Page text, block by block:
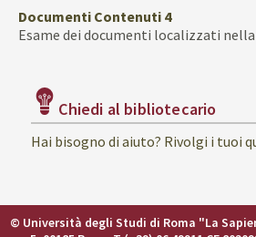
Documenti Contenuti 4
Esame dei documenti localizzati
Chiedi al bibliotecario
Hai bisogno di aiuto? Rivolgi i tuoi
© Università degli Studi di Roma "La